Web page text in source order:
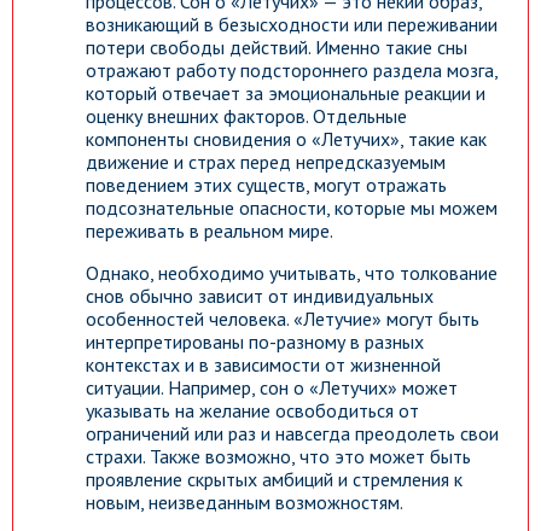
возникающий в безысходности или переживании
потери свободы действий. Именно такие сны
отражают работу подстороннего раздела мозга,
который отвечает за эмоциональные реакции и
оценку внешних факторов. Отдельные
компоненты сновидения о «Летучих», такие как
движение и страх перед непредсказуемым
поведением этих существ, могут отражать
подсознательные опасности, которые мы можем
переживать в реальном мире.
Однако, необходимо учитывать, что толкование
снов обычно зависит от индивидуальных
особенностей человека. «Летучие» могут быть
интерпретированы по-разному в разных
контекстах и в зависимости от жизненной
ситуации. Например, сон о «Летучих» может
указывать на желание освободиться от
ограничений или раз и навсегда преодолеть свои
страхи. Также возможно, что это может быть
проявление скрытых амбиций и стремления к
новым, неизведанным возможностям.